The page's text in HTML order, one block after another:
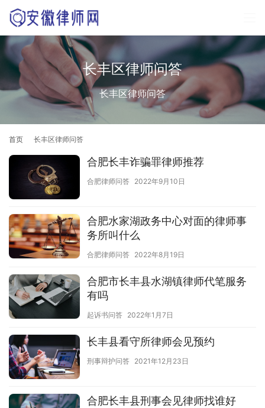
长丰区律师问答
长丰区律师问答
首页 长丰区律师问答
合肥长丰诈骗罪律师推荐
合肥律师问答 2022年9月10日
合肥水家湖政务中心对面的律师事
务所叫什么
合肥律师问答 2022年8月19日
合肥市长丰县水湖镇律师代笔服务
有吗
起诉书问答 2022年1月7日
长丰县看守所律师会见预约
刑事辩护问答 2021年12月23日
合肥长丰县刑事会见律师找谁好